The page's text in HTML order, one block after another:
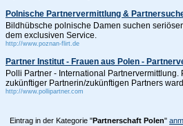
Polnische Partnervermittlung &
Bildhübsche polnische Damen suchen
dem exclusiven Service.
http://www.poznan-flirt.de
Partner Institut - Frauen aus Polen -
Polli Partner - International
zukünftiger Partnerin/zukünftigen Partners
http://www.pollipartner.com
Eintrag in der Kategorie "Partnerschaft Polen"